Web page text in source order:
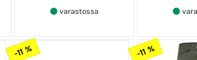
varastossa
-11 % -11 %